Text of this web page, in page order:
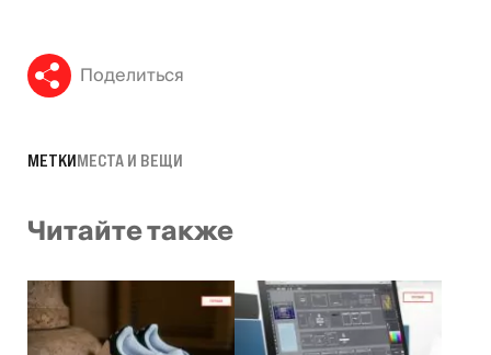
Поделиться
МЕТКИМЕСТА И ВЕЩИ
Читайте также